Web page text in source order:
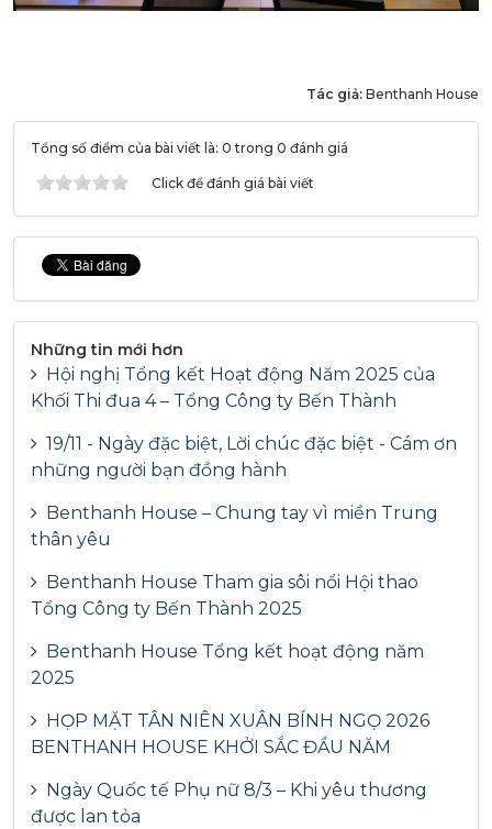
Tác giả: Benthanh House
Tổng số điểm của bài viết là: 0 trong 0 đánh giá
Click để đánh giá bài viết
Những tin mới hơn
Hội nghị Tổng kết Hoạt động Năm 2025 của
Khối Thi đua 4 – Tổng Công ty Bến Thành
19/11 - Ngày đặc biệt, Lời chúc đặc biệt - Cám ơn
những người bạn đồng hành
Benthanh House – Chung tay vì miền Trung
thân yêu
Benthanh House Tham gia sôi nổi Hội thao
Tổng Công ty Bến Thành 2025
Benthanh House Tổng kết hoạt động năm
2025
HỌP MẶT TÂN NIÊN XUÂN BÍNH NGỌ 2026
BENTHANH HOUSE KHỞI SẮC ĐẦU NĂM
Ngày Quốc tế Phụ nữ 8/3 – Khi yêu thương
được lan tỏa